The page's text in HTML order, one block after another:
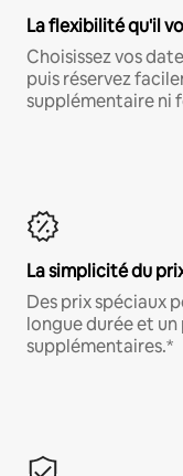
La flexibilité qu'il
Choisissez vos
puis réservez
supplémentaire ni
La simplicité du
Des prix spéciaux
longue durée et
supplémentaires.*